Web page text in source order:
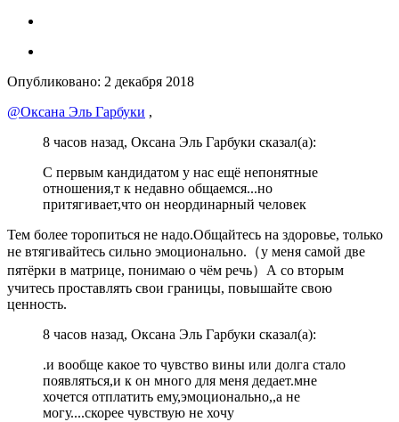
Опубликовано: 2 декабря 2018
@Оксана Эль Гарбуки ,
8 часов назад, Оксана Эль Гарбуки сказал(а):
С первым кандидатом у нас ещё непонятные
отношения,т к недавно общаемся...но
притягивает,что он неординарный человек
Тем более торопиться не надо.Общайтесь на здоровье, только
не втягивайтесь сильно эмоционально.（у меня самой две
пятёрки в матрице, понимаю о чём речь）А со вторым
учитесь проставлять свои границы, повышайте свою
ценность.
8 часов назад, Оксана Эль Гарбуки сказал(а):
.и вообще какое то чувство вины или долга стало
появляться,и к он много для меня дедает.мне
хочется отплатить ему,эмоционально,,а не
могу....скорее чувствую не хочу